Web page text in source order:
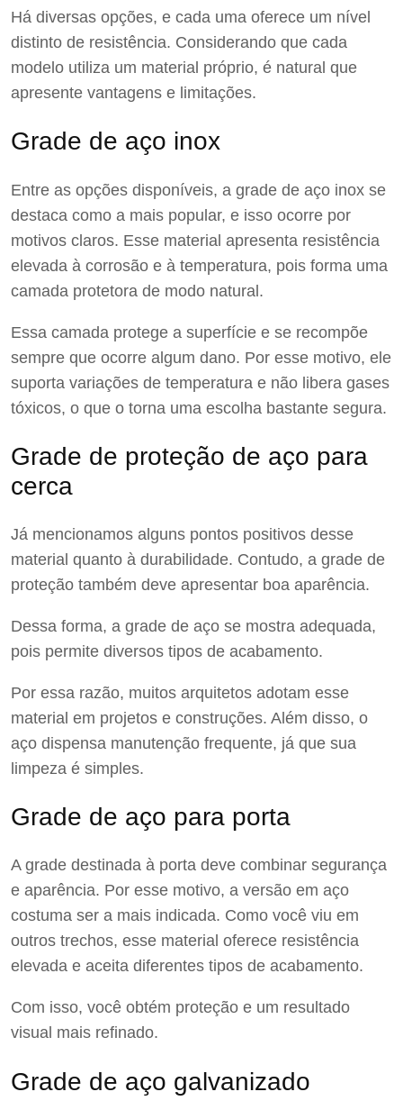
Há diversas opções, e cada uma oferece um nível
distinto de resistência. Considerando que cada
modelo utiliza um material próprio, é natural que
apresente vantagens e limitações.
Grade de aço inox
Entre as opções disponíveis, a grade de aço inox se
destaca como a mais popular, e isso ocorre por
motivos claros. Esse material apresenta resistência
elevada à corrosão e à temperatura, pois forma uma
camada protetora de modo natural.
Essa camada protege a superfície e se recompõe
sempre que ocorre algum dano. Por esse motivo, ele
suporta variações de temperatura e não libera gases
tóxicos, o que o torna uma escolha bastante segura.
Grade de proteção de aço para
cerca
Já mencionamos alguns pontos positivos desse
material quanto à durabilidade. Contudo, a grade de
proteção também deve apresentar boa aparência.
Dessa forma, a grade de aço se mostra adequada,
pois permite diversos tipos de acabamento.
Por essa razão, muitos arquitetos adotam esse
material em projetos e construções. Além disso, o
aço dispensa manutenção frequente, já que sua
limpeza é simples.
Grade de aço para porta
A grade destinada à porta deve combinar segurança
e aparência. Por esse motivo, a versão em aço
costuma ser a mais indicada. Como você viu em
outros trechos, esse material oferece resistência
elevada e aceita diferentes tipos de acabamento.
Com isso, você obtém proteção e um resultado
visual mais refinado.
Grade de aço galvanizado